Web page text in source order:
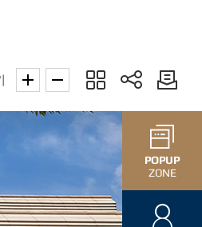
POPUP
ZONE